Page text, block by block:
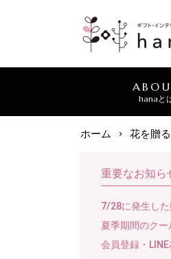
hanaと
ホーム 花を贈
重要なお知ら
7/28に発生し
夏季期間のク
会員登録・